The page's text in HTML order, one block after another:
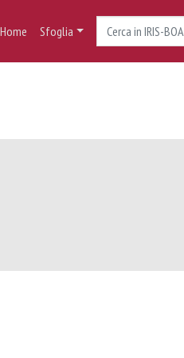
Home Sfoglia